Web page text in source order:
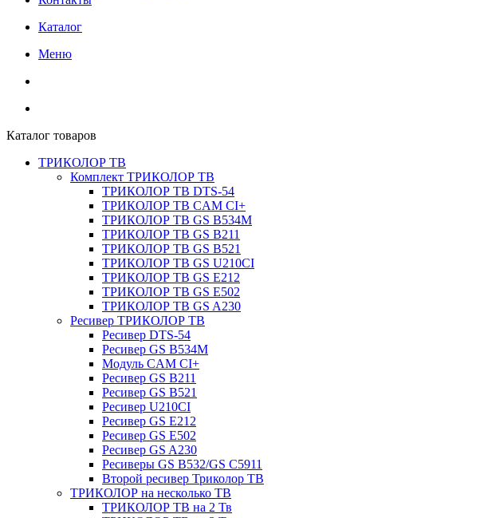
Каталог
Меню
Каталог товаров
ТРИКОЛОР ТВ
Комплект ТРИКОЛОР ТВ
ТРИКОЛОР ТВ DTS-54
ТРИКОЛОР ТВ CAM CI+
ТРИКОЛОР ТВ GS B534M
ТРИКОЛОР ТВ GS B211
ТРИКОЛОР ТВ GS B521
ТРИКОЛОР ТВ GS U210CI
ТРИКОЛОР ТВ GS E212
ТРИКОЛОР ТВ GS E502
ТРИКОЛОР ТВ GS A230
Ресивер ТРИКОЛОР ТВ
Ресивер DTS-54
Ресивер GS B534M
Модуль CAM CI+
Ресивер GS B211
Ресивер GS B521
Ресивер U210CI
Ресивер GS E212
Ресивер GS E502
Ресивер GS A230
Ресиверы GS B532/GS C5911
Второй ресивер Триколор ТВ
ТРИКОЛОР на несколько ТВ
ТРИКОЛОР ТВ на 2 Тв